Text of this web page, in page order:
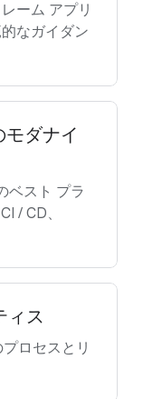
ーム アプリ
なガイダン
ダナイ
ベスト プラ
/ CD、
ィス
ロセスとリ